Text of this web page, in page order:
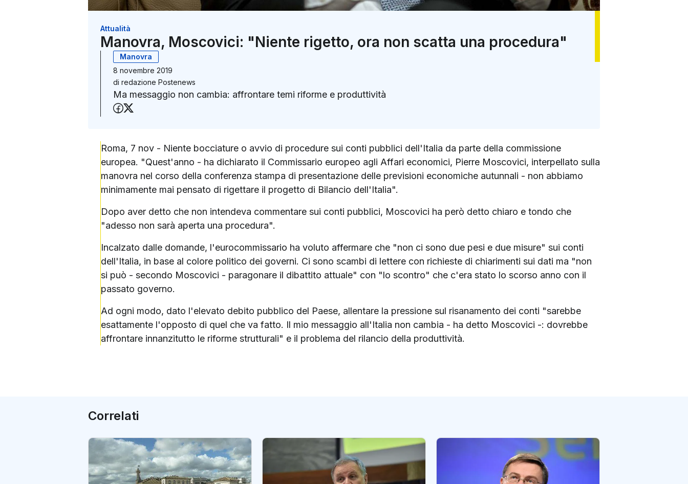
Attualità
Manovra, Moscovici: "Niente rigetto, ora non scatta una procedura"
Manovra
8 novembre 2019
di redazione Postenews
Ma messaggio non cambia: affrontare temi riforme e produttività
Condividi su Facebook
Roma, 7 nov - Niente bocciature o avvio di procedure sui conti pubblici dell'Italia da parte della commissione
europea. "Quest'anno - ha dichiarato il Commissario europeo agli Affari economici, Pierre Moscovici, interpellato sulla
manovra nel corso della conferenza stampa di presentazione delle previsioni economiche autunnali - non abbiamo
minimamente mai pensato di rigettare il progetto di Bilancio dell'Italia".
Dopo aver detto che non intendeva commentare sui conti pubblici, Moscovici ha però detto chiaro e tondo che
"adesso non sarà aperta una procedura".
Incalzato dalle domande, l'eurocommissario ha voluto affermare che "non ci sono due pesi e due misure" sui conti
dell'Italia, in base al colore politico dei governi. Ci sono scambi di lettere con richieste di chiarimenti sui dati ma "non
si può - secondo Moscovici - paragonare il dibattito attuale" con "lo scontro" che c'era stato lo scorso anno con il
passato governo.
Ad ogni modo, dato l'elevato debito pubblico del Paese, allentare la pressione sul risanamento dei conti "sarebbe
esattamente l'opposto di quel che va fatto. Il mio messaggio all'Italia non cambia - ha detto Moscovici -: dovrebbe
affrontare innanzitutto le riforme strutturali" e il problema del rilancio della produttività.
Correlati